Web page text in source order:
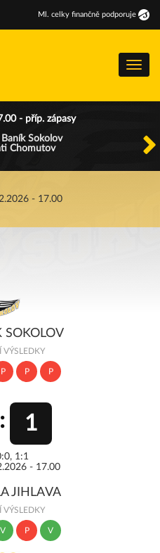
Ml . celky finančně podporuje
Menu
- příp. zápasy
Baník Sokolov
Chomutov
- 17.00
SOKOLOV
VÝSLEDKY
P P P
1
1:1
- 17.00
JIHLAVA
VÝSLEDKY
V P V